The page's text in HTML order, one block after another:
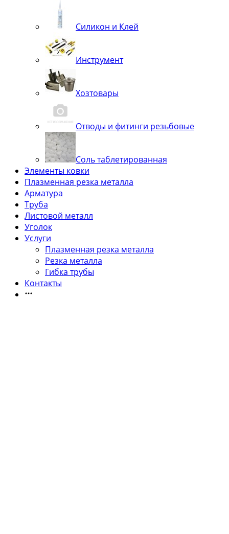
Силикон и Клей
Инструмент
Хозтовары
Отводы и фитинги резьбовые
Соль таблетированная
Элементы ковки
Плазменная резка металла
Арматура
Труба
Листовой металл
Уголок
Услуги
Плазменная резка металла
Резка металла
Гибка трубы
Контакты